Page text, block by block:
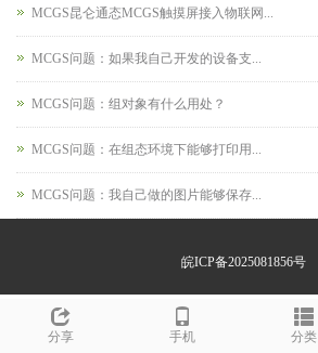
MCGS昆仑通态MCGS触摸屏接入物联网...
MCGS问题：如果我自己开发的设备支...
MCGS问题：组对象有什么用处？
MCGS问题：在组态环境下能够打印用...
MCGS问题：我自己做的图片能够保存...
分享 手机 分类
皖ICP备2025081856号